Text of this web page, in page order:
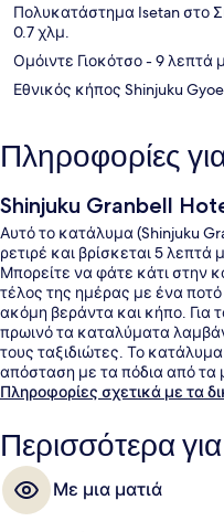
Πολυκατάστημα Isetan στο
0.7 χλμ.
Ομόιντε Γιοκότσο- 9 λεπτά
Εθνικός κήπος Shinjuku
Πληροφορίες
Shinjuku Granbell
Αυτό το κατάλυμα (Shinjuku
ρετιρέ και βρίσκεται 5
Μπορείτε να φάτε κάτι στην
τέλος της ημέρας με ένα
ακόμη βεράντα και κήπο. Για
πρωινό τα καταλύματα
τους ταξιδιώτες. Το
απόσταση με τα πόδια από τα
επιβίβασης Σταθμός Higashi-
βρίσκεται σε απόσταση 5
Πληροφορίες σχετικά με τα
Περισσότερα
Με μια ματιά